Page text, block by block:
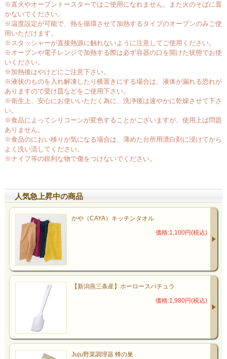
※直火やオーブントースターではご使用になれません。また火のそばに置
かないでください。
※温度設定が可能で、熱を循環させて加熱するタイプのオーブンのみご使
用いただけます。
※スタッシャーが直接熱源に触れないように注意してご使用ください。
※オーブンや電子レンジで加熱する際は必ず容器の口を開けた状態でお使
いください。
※加熱後はやけどにご注意下さい。
※液状のものを入れ解凍したり横置きにする場合は、液体が漏れる恐れが
ありますので受け皿などをご使用下さい。
※衛生上、安心にお使いいただく為に、洗浄後は速やかに乾燥させて下さ
い。
※食品によってシリコーンが変色することがございますが、使用上は問題
ありません。
※食品のにおい移りが気になる場合は、薄めた台所用漂白剤に浸けてから
よく洗い流してください。
※ナイフ等の鋭利な物で傷をつけないでください。
人気急上昇中の商品
かや（CAYA）キッチンタオル
価格:1,100円(税込)
【新潟燕三条産】ホーロースパチュラ
価格:1,980円(税込)
Juju野菜調理器 蜂の巣